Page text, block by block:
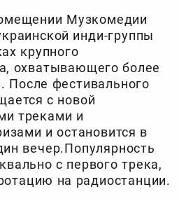
Музкомедии
инди-группы
крупного
охватывающего более
После фестивального
с новой
треками и
и остановится в
вечер.Популярность
с первого трека,
на радиостанции.